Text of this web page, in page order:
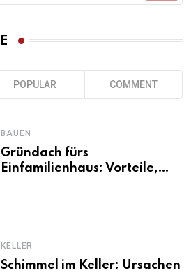
POPULAR COMMENT
BAUEN
Gründach fürs
Einfamilienhaus: Vorteile,
KELLER
Schimmel im Keller: Ursachen